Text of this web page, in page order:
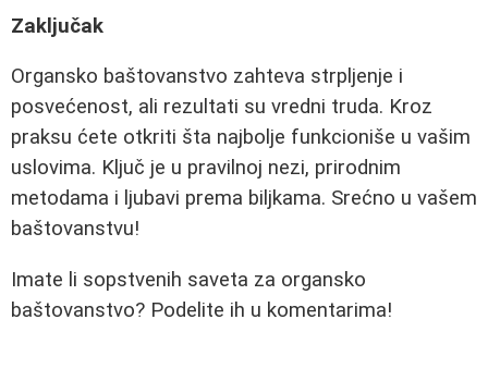
Zaključak
Organsko baštovanstvo zahteva strpljenje i
posvećenost, ali rezultati su vredni truda. Kroz
praksu ćete otkriti šta najbolje funkcioniše u vašim
uslovima. Ključ je u pravilnoj nezi, prirodnim
metodama i ljubavi prema biljkama. Srećno u vašem
baštovanstvu!
Imate li sopstvenih saveta za organsko
baštovanstvo? Podelite ih u komentarima!